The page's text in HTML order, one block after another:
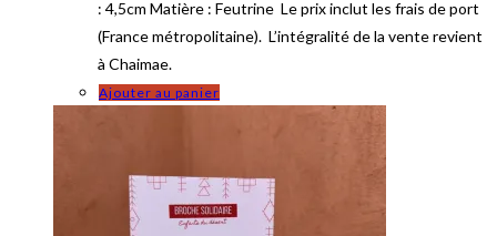
: 4,5cm Matière : Feutrine Le prix inclut les frais de port
(France métropolitaine). L’intégralité de la vente revient
à Chaimae.
Ajouter au panier